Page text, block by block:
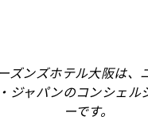
ズンズホテル大阪は、
ジャパンのコンシェル
ーです。